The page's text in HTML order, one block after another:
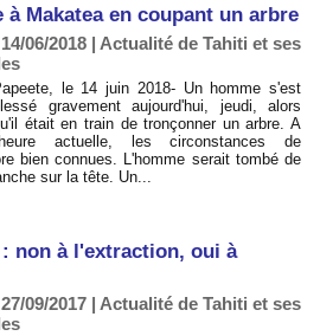
à Makatea en coupant un arbre
06/2018 | Actualité de Tahiti et ses
le 14 juin 2018- Un homme s'est
gravement aujourd'hui, jeudi, alors
était en train de tronçonner un arbre. A
actuelle, les circonstances de
bien connues. L'homme serait tombé de
sur la tête. Un...
: non à l'extraction, oui à
09/2017 | Actualité de Tahiti et ses